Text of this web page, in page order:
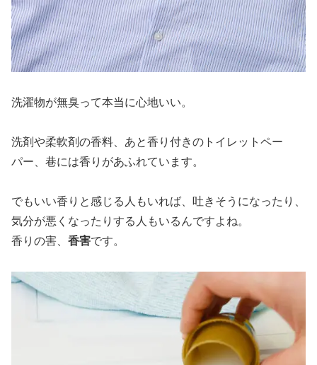
洗濯物が無臭って本当に心地いい。
洗剤や柔軟剤の香料、あと香り付きのトイレットペー
パー、巷には香りがあふれています。
でもいい香りと感じる人もいれば、吐きそうになったり、
気分が悪くなったりする人もいるんですよね。
香りの害、 香害です。